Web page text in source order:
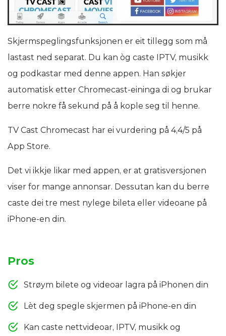
Skjermspeglingsfunksjonen er eit tillegg som må
lastast ned separat. Du kan òg caste IPTV, musikk
og podkastar med denne appen. Han søkjer
automatisk etter Chromecast-eininga di og brukar
berre nokre få sekund på å kople seg til henne.
TV Cast Chromecast har ei vurdering på 4,4/5 på
App Store.
Det vi ikkje likar med appen, er at gratisversjonen
viser for mange annonsar. Dessutan kan du berre
caste dei tre mest nylege bileta eller videoane på
iPhone-en din.
Pros
Strøym bilete og videoar lagra på iPhonen din
Lèt deg spegle skjermen på iPhone-en din
Kan caste nettvideoar, IPTV, musikk og